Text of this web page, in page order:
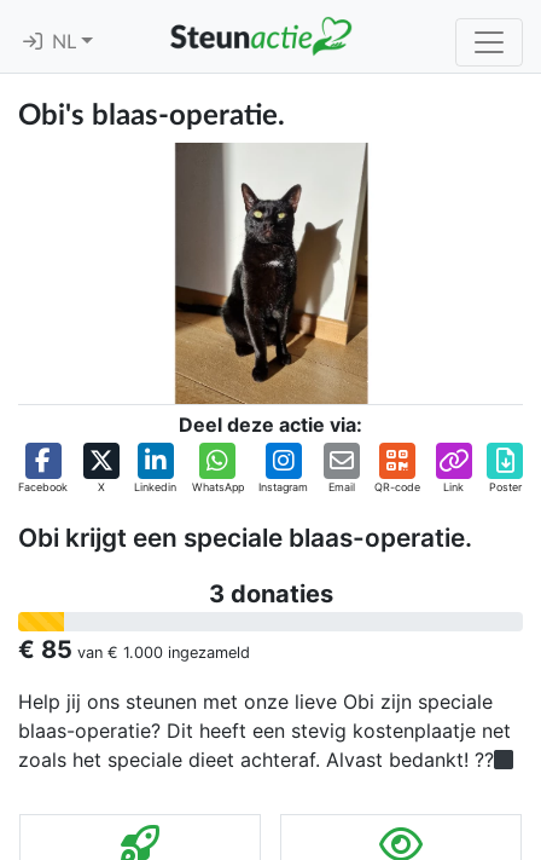
NL
Obi's blaas-operatie.
Deel deze actie via:
Facebook X Linkedin WhatsApp Instagram Email QR-code Link Poster
Obi krijgt een speciale blaas-operatie.
3 donaties
€ 85 van € 1.000 ingezameld
Help jij ons steunen met onze lieve Obi zijn speciale
blaas-operatie? Dit heeft een stevig kostenplaatje net
zoals het speciale dieet achteraf. Alvast bedankt! ??‍